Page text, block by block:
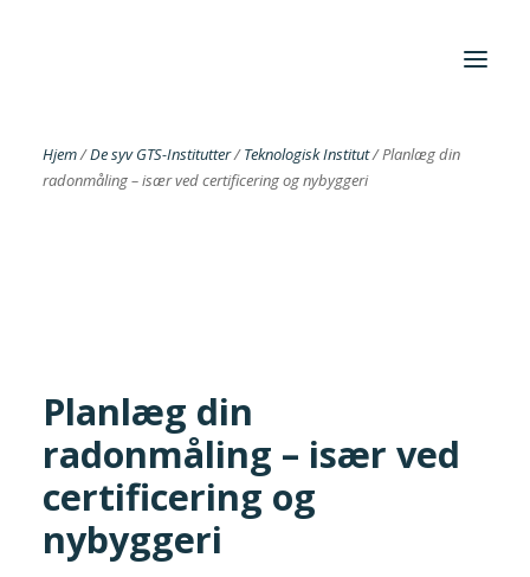
Foreningen
Search
Tilmeld nyhedsbrev
Hjem/De syv GTS-Institutter/Teknologisk Institut/Planlæg din
radonmåling – især ved certificering og nybyggeri
Planlæg din
radonmåling – især ved
certificering og
nybyggeri